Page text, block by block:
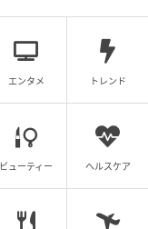
エンタメ トレンド
ビューティー ヘルスケア